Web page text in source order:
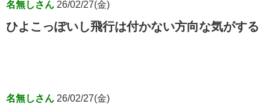
名無しさん 26/02/27(金)
ひよこっぽいし飛行は付かない方向な気がする
名無しさん 26/02/27(金)